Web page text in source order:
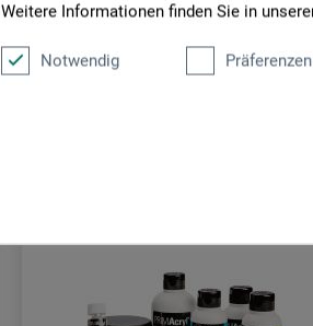
Weitere Informationen finden Sie in
Notwendig Präferenzen